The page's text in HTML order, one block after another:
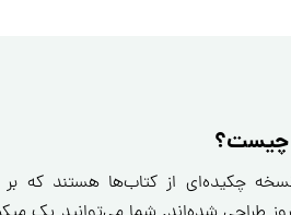
چیست؟
نسخه چکیده‌ای از کتاب‌ها هستند که